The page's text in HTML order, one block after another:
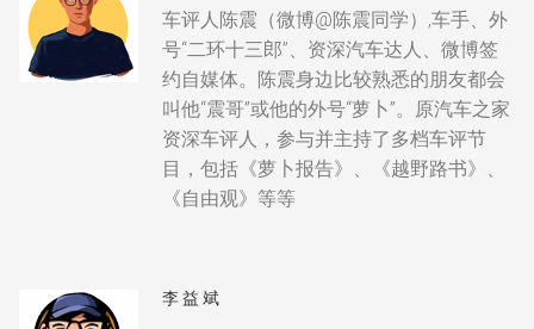
车评人陈震（微博@陈震同学）,车手、外
号“二环十三郎”、资深汽车达人、微博签
约自媒体。陈震身边比较熟悉的朋友都会
叫他“震哥”或他的外号“萝卜”。原汽车之家
资深车评人，参与并主持了多档车评节
目，包括《萝卜报告》、《越野路书》、
《自由观》等等
李益斌